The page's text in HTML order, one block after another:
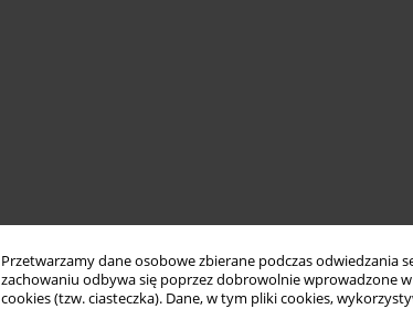
Przetwarzamy dane osobowe zbierane podczas odwiedzania
zachowaniu odbywa się poprzez dobrowolnie wprowadzone
cookies (tzw. ciasteczka). Dane, w tym pliki cookies,